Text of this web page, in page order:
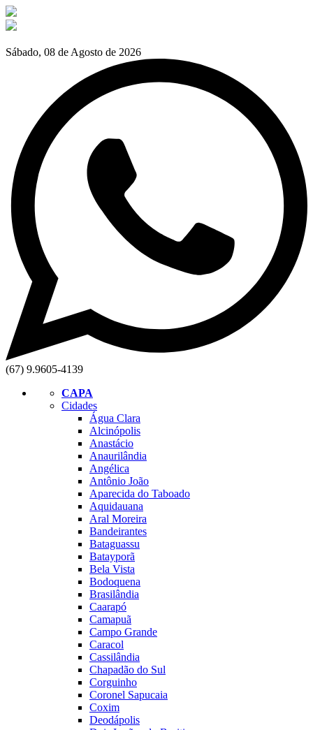
Sábado, 08 de Agosto de 2026
(67) 9.9605-4139
CAPA
Cidades
Água Clara
Alcinópolis
Anastácio
Anaurilândia
Angélica
Antônio João
Aparecida do Taboado
Aquidauana
Aral Moreira
Bandeirantes
Bataguassu
Batayporã
Bela Vista
Bodoquena
Brasilândia
Caarapó
Camapuã
Campo Grande
Caracol
Cassilândia
Chapadão do Sul
Corguinho
Coronel Sapucaia
Coxim
Deodápolis